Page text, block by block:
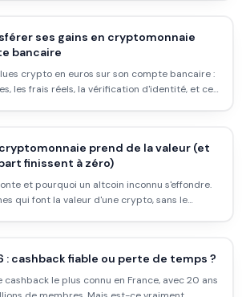
ses gains en cryptomonnaie
bancaire
crypto en euros sur son compte bancaire :
les frais réels, la vérification d'identité, et ce
prend de la valeur (et
finissent à zéro)
et pourquoi un altcoin inconnu s'effondre.
qui font la valeur d'une crypto, sans le
: cashback fiable ou perte de temps ?
le plus connu en France, avec 20 ans